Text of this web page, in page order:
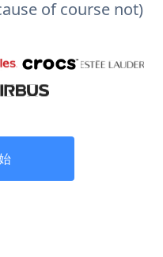
of course not)